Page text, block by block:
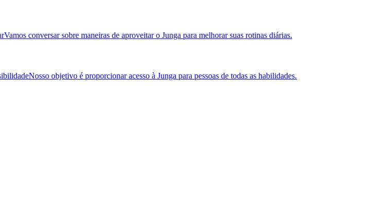
Vamos conversar sobre maneiras de aproveitar o Junga para melhorar suas rotinas diárias.
Nosso objetivo é proporcionar acesso à Junga para pessoas de todas as habilidades.